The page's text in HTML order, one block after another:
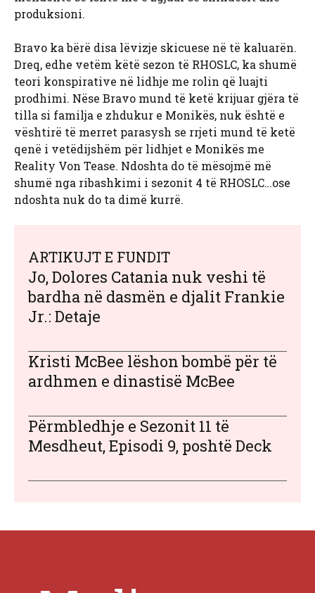
produksioni.
Bravo ka bërë disa lëvizje skicuese në të kaluarën.
Dreq, edhe vetëm këtë sezon të RHOSLC, ka shumë
teori konspirative në lidhje me rolin që luajti
prodhimi. Nëse Bravo mund të ketë krijuar gjëra të
tilla si familja e zhdukur e Monikës, nuk është e
vështirë të merret parasysh se rrjeti mund të ketë
qenë i vetëdijshëm për lidhjet e Monikës me
Reality Von Tease. Ndoshta do të mësojmë më
shumë nga ribashkimi i sezonit 4 të RHOSLC…ose
ndoshta nuk do ta dimë kurrë.
ARTIKUJT E FUNDIT
Jo, Dolores Catania nuk veshi të
bardha në dasmën e djalit Frankie
Jr.: Detaje
Kristi McBee lëshon bombë për të
ardhmen e dinastisë McBee
Përmbledhje e Sezonit 11 të
Mesdheut, Episodi 9, poshtë Deck